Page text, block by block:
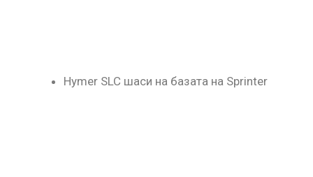
Hymer SLC шаси на базата на Sprinter